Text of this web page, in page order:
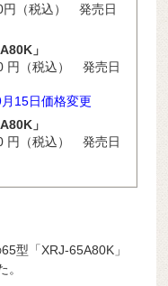
円（税込） 発売日
」
円（税込） 発売日
15日価格変更
」
円（税込） 発売日
型「XRJ-65A80K」
。